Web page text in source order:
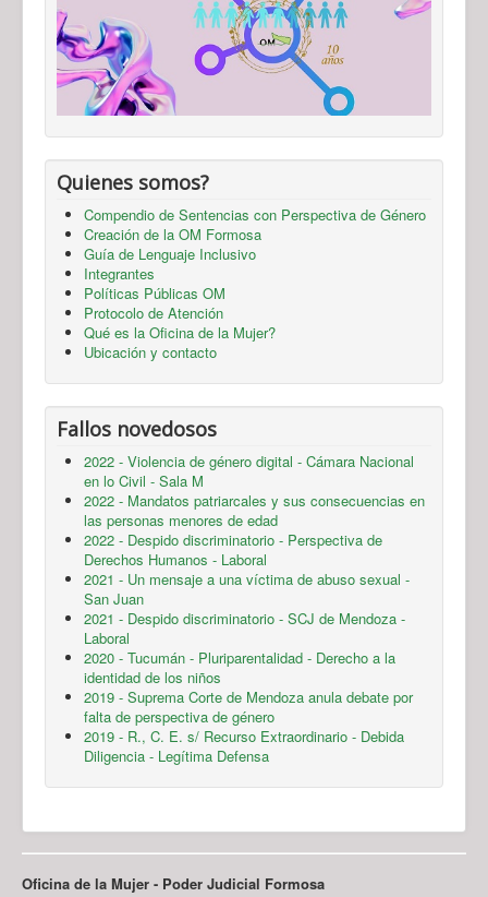
Quienes somos?
Compendio de Sentencias con Perspectiva de Género
Creación de la OM Formosa
Guía de Lenguaje Inclusivo
Integrantes
Políticas Públicas OM
Protocolo de Atención
Qué es la Oficina de la Mujer?
Ubicación y contacto
Fallos novedosos
2022 - Violencia de género digital - Cámara Nacional
en lo Civil - Sala M
2022 - Mandatos patriarcales y sus consecuencias en
las personas menores de edad
2022 - Despido discriminatorio - Perspectiva de
Derechos Humanos - Laboral
2021 - Un mensaje a una víctima de abuso sexual -
San Juan
2021 - Despido discriminatorio - SCJ de Mendoza -
Laboral
2020 - Tucumán - Pluriparentalidad - Derecho a la
identidad de los niños
2019 - Suprema Corte de Mendoza anula debate por
falta de perspectiva de género
2019 - R., C. E. s/ Recurso Extraordinario - Debida
Diligencia - Legítima Defensa
Oficina de la Mujer - Poder Judicial Formosa